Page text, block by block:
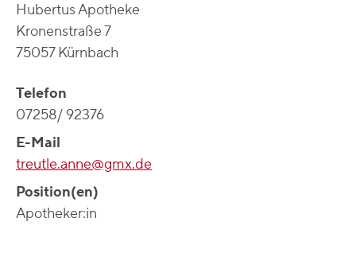
Hubertus Apotheke
Kronenstraße 7
75057 Kürnbach
Telefon
07258/ 92376
E-Mail
treutle.anne@gmx.de
Position(en)
Apotheker:in